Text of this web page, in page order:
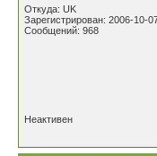
Откуда: UK
Зарегистрирован: 2006-10-
Сообщений: 968
Неактивен